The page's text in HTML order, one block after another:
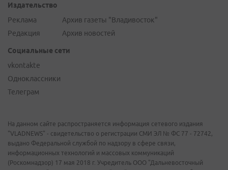
Издательство
Реклама
Редакция
Архив газеты "Владивосток"
Архив новостей
Социальные сети
vkontakte
Одноклассники
Телеграм
На данном сайте распространяется информация сетевого издания
"VLADNEWS" - свидетельство о регистрации СМИ ЭЛ № ФС 77 - 72742,
выдано Федеральной службой по надзору в сфере связи,
информационных технологий и массовых коммуникаций
(Роскомнадзор) 17 мая 2018 г. Учредитель ООО "Дальневосточный